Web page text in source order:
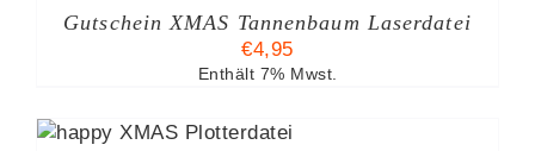
Gutschein XMAS Tannenbaum Laserdatei
€4,95
Enthält 7% Mwst.